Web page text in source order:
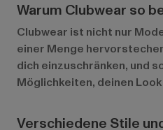
Warum Clubwear so
Clubwear ist nicht nur
einer Menge
dich einzuschränken, und
Möglichkeiten, deinen
Verschiedene Stile